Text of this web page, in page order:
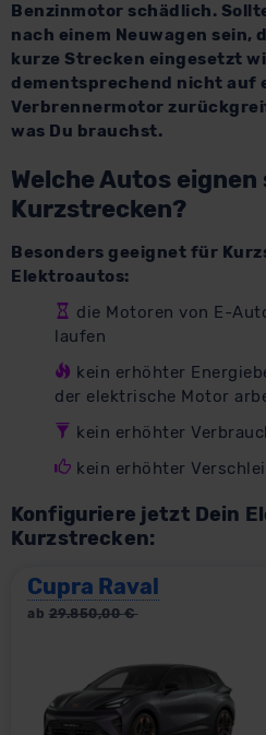
Benzinmotor schädlich.
nach einem Neuwagen
kurze Strecken eingesetzt
dementsprechend nicht auf
Verbrennermotor
was Du brauchst.
Welche Autos
Kurzstrecken?
Besonders geeignet für
Elektroautos:
die Motoren von E-
laufen
kein erhöhter
der elektrische Motor
kein erhöhter
kein erhöhter
Konfiguriere jetzt Dein
Kurzstrecken:
Cupra Raval
ab 29.850,00€